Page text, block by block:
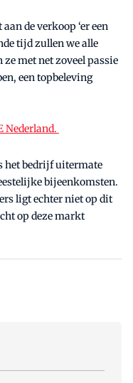
de verkoop ‘er een
tijd zullen we alle
met net zoveel passie
een topbeleving
Nederland.
het bedrijf uitermate
bijeenkomsten.
ligt echter niet op dit
op deze markt